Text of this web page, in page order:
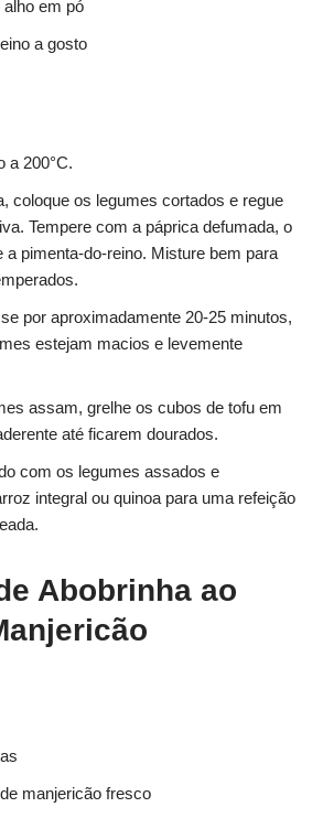
alho em pó
a gosto
a 200°C.
coloque os legumes cortados e regue
Tempere com a páprica defumada, o
a pimenta-do-reino. Misture bem para
por aproximadamente 20-25 minutos,
estejam macios e levemente
assam, grelhe os cubos de tofu em
até ficarem dourados.
com os legumes assados e
integral ou quinoa para uma refeição
Abobrinha ao
manjericão fresco